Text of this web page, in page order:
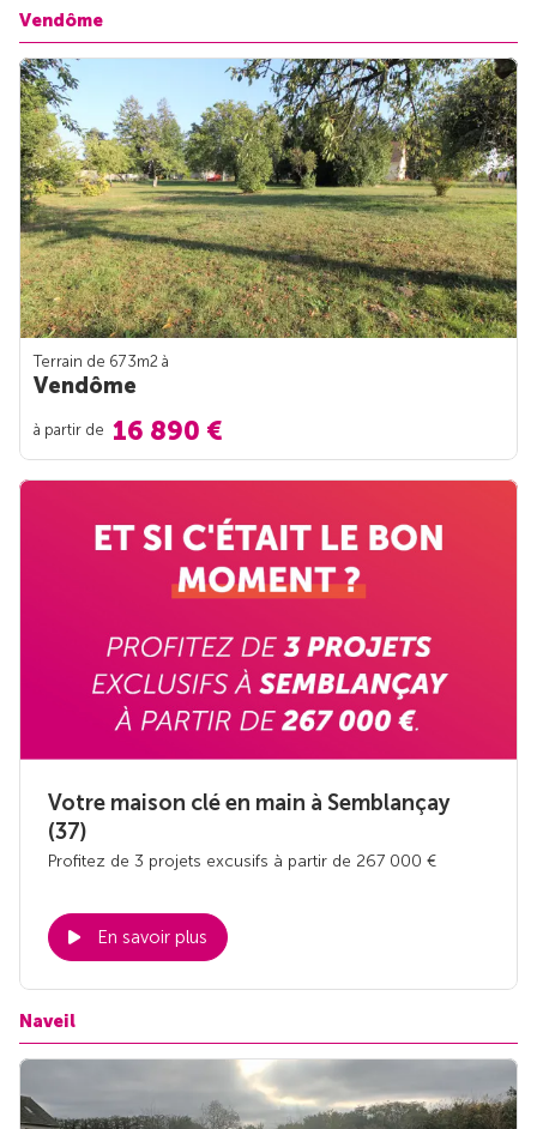
Vendôme
Terrain de 673m2 à
Vendôme
à partir de 16 890 €
Votre maison clé en main à Semblançay
(37)
Profitez de 3 projets excusifs à partir de 267 000 €
En savoir plus
Naveil